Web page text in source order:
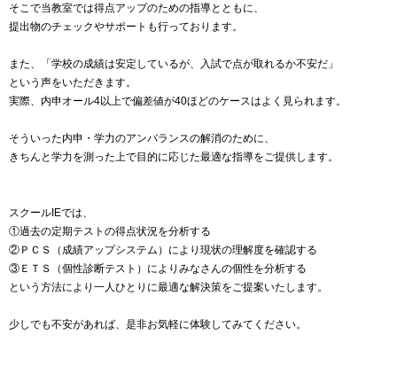
そこで当教室では得点アップのための指導とともに、
提出物のチェックやサポートも行っております。
また、「学校の成績は安定しているが、入試で点が取れるか不安だ」
という声をいただきます。
実際、内申オール4以上で偏差値が40ほどのケースはよく見られます。
そういった内申・学力のアンバランスの解消のために、
きちんと学力を測った上で目的に応じた最適な指導をご提供します。
スクールIEでは、
①過去の定期テストの得点状況を分析する
②ＰＣＳ（成績アップシステム）により現状の理解度を確認する
③ＥＴＳ（個性診断テスト）によりみなさんの個性を分析する
という方法により一人ひとりに最適な解決策をご提案いたします。
少しでも不安があれば、是非お気軽に体験してみてください。